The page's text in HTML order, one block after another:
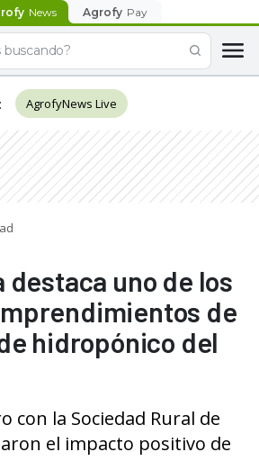
News Agrofy Pay
: AgrofyNews Live
uno de los
de
hidropónico del
con la Sociedad Rural de
el impacto positivo de